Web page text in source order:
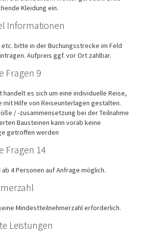
Kleidung ein.
Informationen
bitte in der Buchungsstrecke im Feld
Aufpreis ggf. vor Ort zahlbar.
Fragen 9
es sich um eine individuelle Reise,
mit Hilfe von Reiseunterlagen gestalten.
/ -zusammensetzung bei der Teilnahme
Bausteinen kann vorab keine
getroffen werden
Fragen 14
4 Personen auf Anfrage möglich.
Mindestteilnehmerzahl erforderlich.
Leistungen